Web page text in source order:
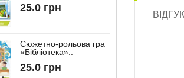
25.0 грн
Сюжетно-рольова гра
«Бібліотека»..
25.0 грн